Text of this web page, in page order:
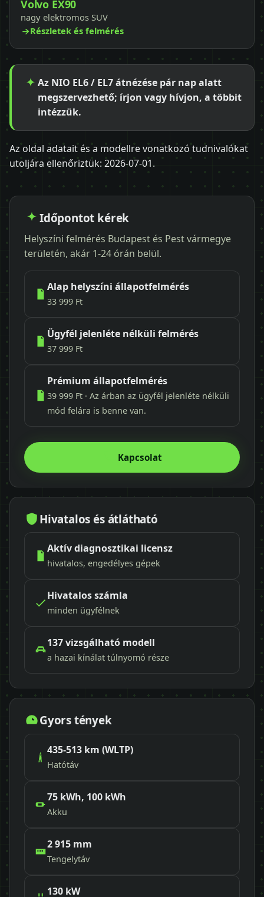
Volvo EX90
nagy elektromos SUV
Részletek és felmérés
Az NIO EL6 / EL7 átnézése pár nap alatt
megszervezhető; írjon vagy hívjon, a többit
intézzük.
Az oldal adatait és a modellre vonatkozó tudnivalókat
utoljára ellenőriztük: 2026-07-01.
Időpontot kérek
Helyszíni felmérés Budapest és Pest vármegye
területén, akár 1-24 órán belül.
Alap helyszíni állapotfelmérés
33 999 Ft
Ügyfél jelenléte nélküli felmérés
37 999 Ft
Prémium állapotfelmérés
39 999 Ft · Az árban az ügyfél jelenléte nélküli
mód felára is benne van.
Kapcsolat
Hivatalos és átlátható
Aktív diagnosztikai licensz
hivatalos, engedélyes gépek
Hivatalos számla
minden ügyfélnek
137 vizsgálható modell
a hazai kínálat túlnyomó része
Gyors tények
435-513 km (WLTP)
Hatótáv
75 kWh, 100 kWh
Akku
2 915 mm
Tengelytáv
130 kW